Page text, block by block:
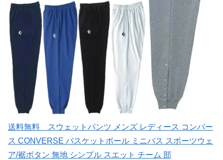
送料無料 スウェットパンツ メンズ レディース コンバー
ス CONVERSE バスケットボール ミニバス スポーツウェ
ア/裾ボタン 無地 シンプル スエット チーム 部